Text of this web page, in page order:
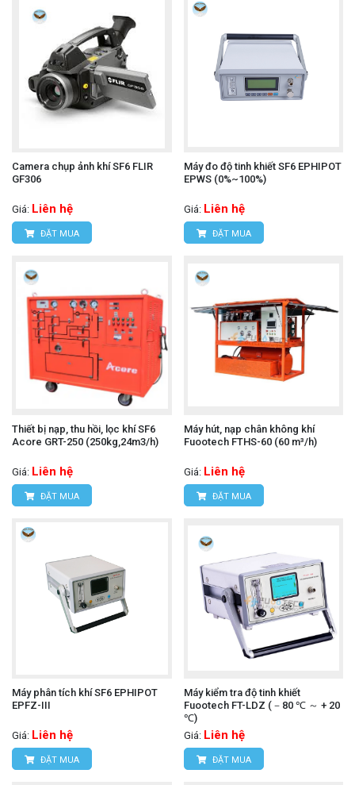
Camera chụp ảnh khí SF6 FLIR
GF306
Giá: Liên hệ
ĐẶT MUA
Máy đo độ tinh khiết SF6 EPHIPOT
EPWS (0%~100%)
Giá: Liên hệ
ĐẶT MUA
Thiết bị nạp, thu hồi, lọc khí SF6
Acore GRT-250 (250kg,24m3/h)
Giá: Liên hệ
ĐẶT MUA
Máy hút, nạp chân không khí
Fuootech FTHS-60 (60 m³/h)
Giá: Liên hệ
ĐẶT MUA
Máy phân tích khí SF6 EPHIPOT
EPFZ-III
Giá: Liên hệ
ĐẶT MUA
Máy kiểm tra độ tinh khiết
Fuootech FT-LDZ (－80 ℃ ～ + 20
℃)
Giá: Liên hệ
ĐẶT MUA